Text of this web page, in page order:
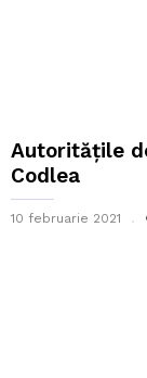
Autoritățile
Codlea
10 februarie 2021